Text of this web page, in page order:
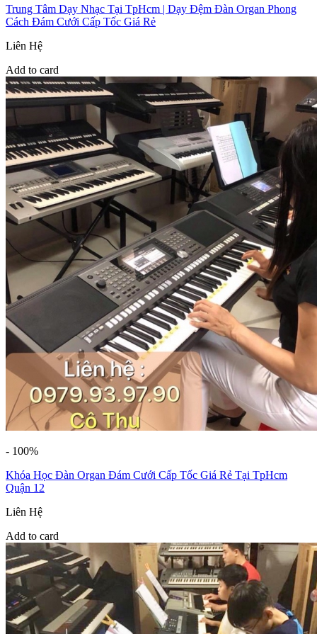
Trung Tâm Dạy Nhạc Tại TpHcm | Dạy Đệm Đàn Organ Phong
Cách Đám Cưới Cấp Tốc Giá Rẻ
Liên Hệ
Add to card
- 100%
Khóa Học Đàn Organ Đám Cưới Cấp Tốc Giá Rẻ Tại TpHcm
Quận 12
Liên Hệ
Add to card